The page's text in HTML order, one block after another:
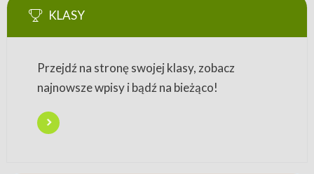
KLASY
Przejdź na stronę swojej klasy, zobacz
najnowsze wpisy i bądź na bieżąco!